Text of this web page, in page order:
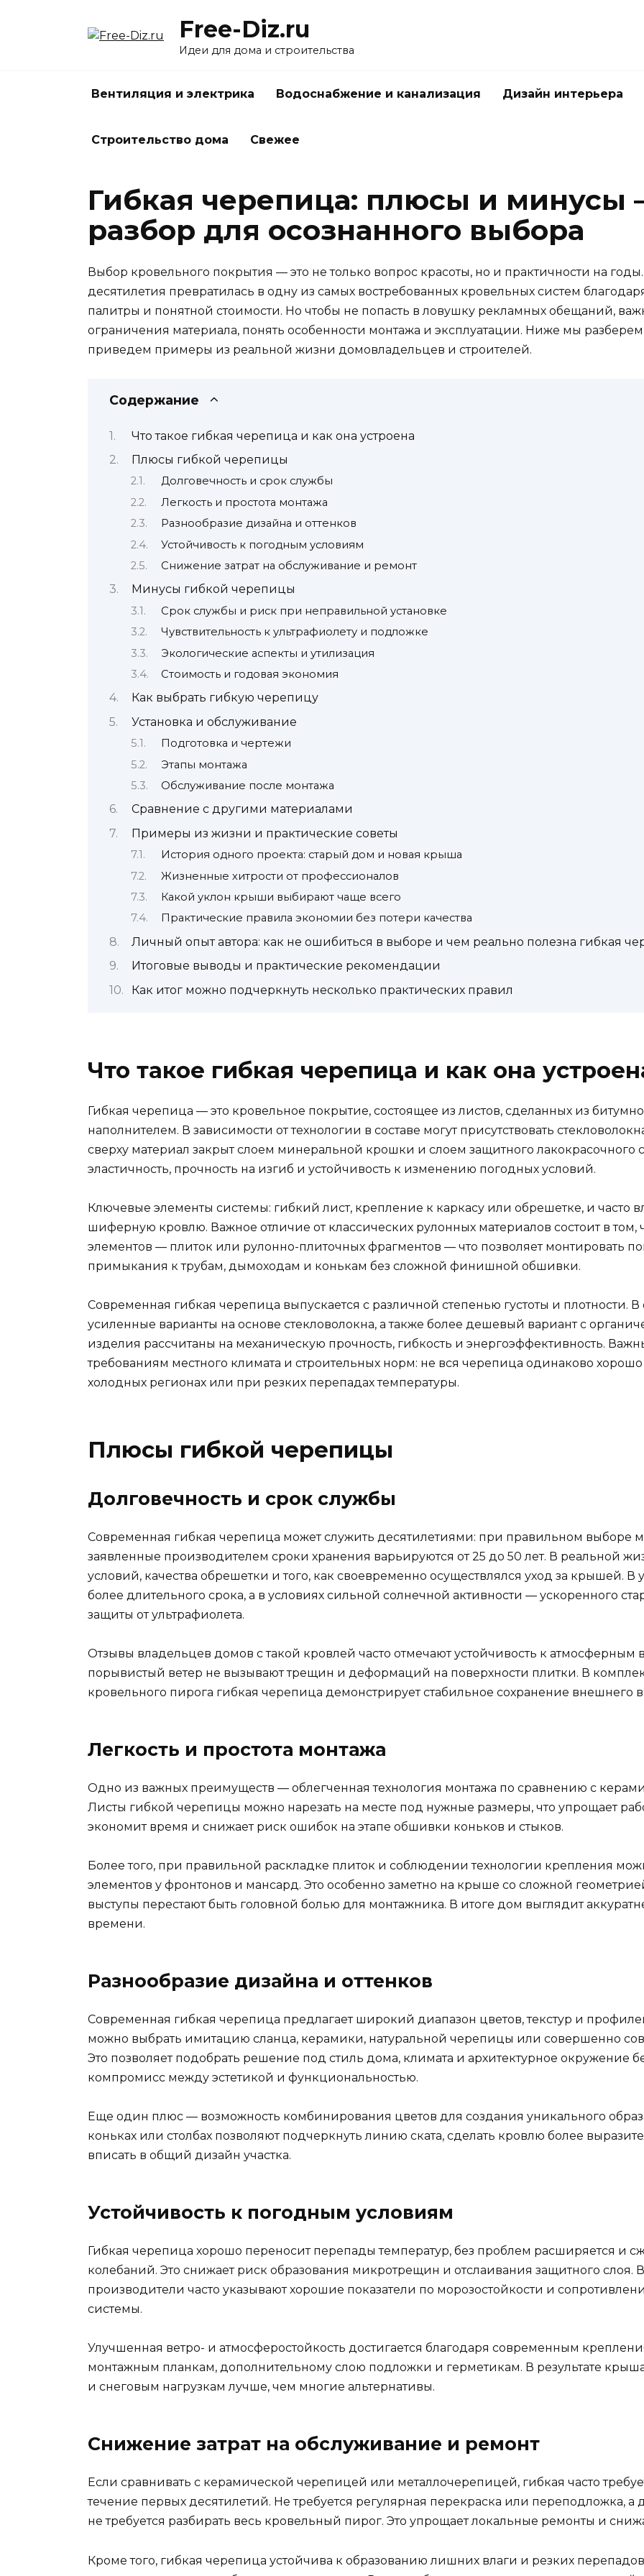
Free-Diz.ru
Идеи для дома и строительства
Вентиляция и электрика Водоснабжение и канализация Дизайн интерьера
Строительство дома Свежее
Гибкая черепица: плюсы и
разбор для осознанного выбора
Выбор кровельного покрытия — это не только вопрос красоты, но и практичности на
десятилетия превратилась в одну из самых востребованных кровельных систем
палитры и понятной стоимости. Но чтобы не попасть в ловушку рекламных обещаний,
ограничения материала, понять особенности монтажа и эксплуатации. Ниже мы
приведем примеры из реальной жизни домовладельцев и строителей.
Содержание
Что такое гибкая черепица и как она устроена
Плюсы гибкой черепицы
Долговечность и срок службы
Легкость и простота монтажа
Разнообразие дизайна и оттенков
Устойчивость к погодным условиям
Снижение затрат на обслуживание и ремонт
Минусы гибкой черепицы
Срок службы и риск при неправильной установке
Чувствительность к ультрафиолету и подложке
Экологические аспекты и утилизация
Стоимость и годовая экономия
Как выбрать гибкую черепицу
Установка и обслуживание
Подготовка и чертежи
Этапы монтажа
Обслуживание после монтажа
Сравнение с другими материалами
Примеры из жизни и практические советы
История одного проекта: старый дом и новая крыша
Жизненные хитрости от профессионалов
Какой уклон крыши выбирают чаще всего
Практические правила экономии без потери качества
Личный опыт автора: как не ошибиться в выборе и чем реально полезна гибкая
Итоговые выводы и практические рекомендации
Как итог можно подчеркнуть несколько практических правил
Что такое гибкая черепица и как она
Гибкая черепица — это кровельное покрытие, состоящее из листов, сделанных из
наполнителем. В зависимости от технологии в составе могут присутствовать
сверху материал закрыт слоем минеральной крошки и слоем защитного лакокрасочного
эластичность, прочность на изгиб и устойчивость к изменению погодных условий.
Ключевые элементы системы: гибкий лист, крепление к каркасу или обрешетке, и часто
шиферную кровлю. Важное отличие от классических рулонных материалов состоит в том,
элементов — плиток или рулонно-плиточных фрагментов — что позволяет монтировать
примыкания к трубам, дымоходам и конькам без сложной финишной обшивки.
Современная гибкая черепица выпускается с различной степенью густоты и плотности.
усиленные варианты на основе стекловолокна, а также более дешевый вариант с
изделия рассчитаны на механическую прочность, гибкость и энергоэффективность.
требованиям местного климата и строительных норм: не вся черепица одинаково
холодных регионах или при резких перепадах температуры.
Плюсы гибкой черепицы
Долговечность и срок службы
Современная гибкая черепица может служить десятилетиями: при правильном выборе
заявленные производителем сроки хранения варьируются от 25 до 50 лет. В реальной
условий, качества обрешетки и того, как своевременно осуществлялся уход за крышей.
более длительного срока, а в условиях сильной солнечной активности — ускоренного
защиты от ультрафиолета.
Отзывы владельцев домов с такой кровлей часто отмечают устойчивость к атмосферным
порывистый ветер не вызывают трещин и деформаций на поверхности плитки. В
кровельного пирога гибкая черепица демонстрирует стабильное сохранение внешнего
Легкость и простота монтажа
Одно из важных преимуществ — облегченная технология монтажа по сравнению с
Листы гибкой черепицы можно нарезать на месте под нужные размеры, что упрощает
экономит время и снижает риск ошибок на этапе обшивки коньков и стыков.
Более того, при правильной раскладке плиток и соблюдении технологии крепления
элементов у фронтонов и мансард. Это особенно заметно на крыше со сложной
выступы перестают быть головной болью для монтажника. В итоге дом выглядит
времени.
Разнообразие дизайна и оттенков
Современная гибкая черепица предлагает широкий диапазон цветов, текстур и
можно выбрать имитацию сланца, керамики, натуральной черепицы или совершенно
Это позволяет подобрать решение под стиль дома, климата и архитектурное окружение
компромисс между эстетикой и функциональностью.
Еще один плюс — возможность комбинирования цветов для создания уникального
коньках или столбах позволяют подчеркнуть линию ската, сделать кровлю более
вписать в общий дизайн участка.
Устойчивость к погодным условиям
Гибкая черепица хорошо переносит перепады температур, без проблем расширяется и
колебаний. Это снижает риск образования микротрещин и отслаивания защитного
производители часто указывают хорошие показатели по морозостойкости и
системы.
Улучшенная ветро- и атмосферостойкость достигается благодаря современным
монтажным планкам, дополнительному слою подложки и герметикам. В результате
и снеговым нагрузкам лучше, чем многие альтернативы.
Снижение затрат на обслуживание и ремонт
Если сравнивать с керамической черепицей или металлочерепицей, гибкая часто
течение первых десятилетий. Не требуется регулярная перекраска или переподложка,
не требуется разбирать весь кровельный пирог. Это упрощает локальные ремонты и
Кроме того, гибкая черепица устойчива к образованию лишних влаги и резких